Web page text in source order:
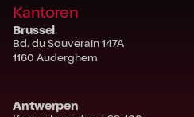
Kantoren
Brussel
Bd. du Souverain 147A
1160 Auderghem
Antwerpen